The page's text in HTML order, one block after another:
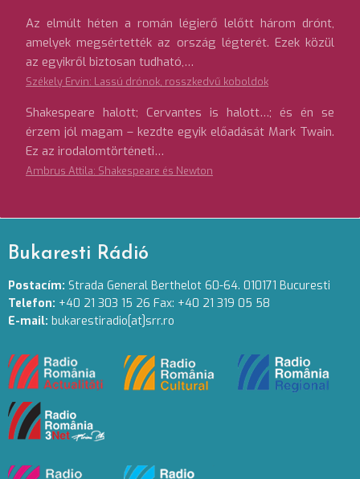
Az elmúlt héten a román légierő lelőtt három drónt,
amelyek megsértették az ország légterét. Ezek közül
az egyikről biztosan tudható,…
Székely Ervin: Lassú drónok, rosszkedvű koboldok
Shakespeare halott; Cervantes is halott…; és én se
érzem jól magam – kezdte egyik előadását Mark Twain.
Ez az irodalomtörténeti…
Ambrus Attila: Shakespeare és Newton
Bukaresti Rádió
Postacím: Strada General Berthelot 60-64. 010171 Bucuresti
Telefon: +40 21 303 15 26 Fax: +40 21 319 05 58
E-mail: bukarestiradio[at]srr.ro